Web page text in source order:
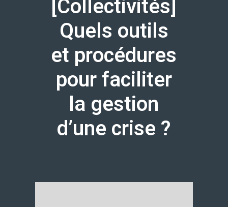
[Collectivités]
Quels outils
et procédures
pour faciliter
la gestion
d’une crise ?